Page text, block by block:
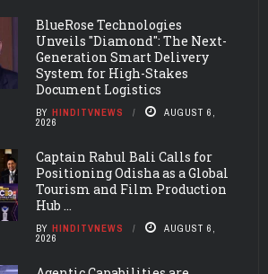
BlueRose Technologies
Unveils "Diamond": The Next-
Generation Smart Delivery
System for High-Stakes
Document Logistics
BY HINDITVNEWS AUGUST 6,
2026
Captain Rahul Bali Calls for
Positioning Odisha as a Global
Tourism and Film Production
Hub ...
BY HINDITVNEWS AUGUST 6,
2026